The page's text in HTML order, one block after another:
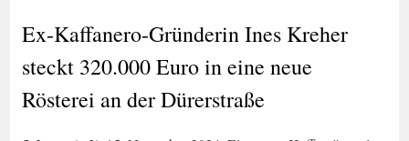
Ex-Kaffanero-Gründerin Ines Kreher
steckt 320.000 Euro in eine neue
Rösterei an der Dürerstraße